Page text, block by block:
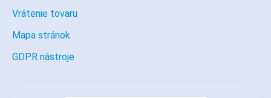
Vrátenie tovaru
Mapa stránok
GDPR nástroje